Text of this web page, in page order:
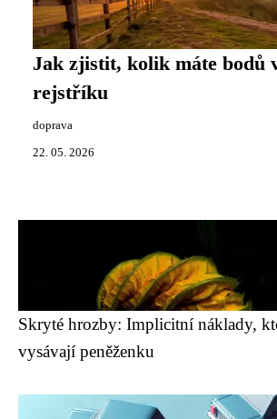
Jak zjistit, kolik máte bodů
rejstříku
doprava
22. 05. 2026
Skryté hrozby: Implicitní náklady,
vysávají peněženku